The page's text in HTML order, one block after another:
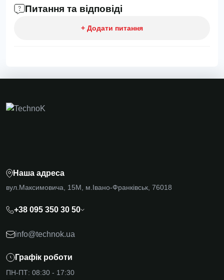
Питання та відповіді
+ Додати питання
Наша адреса
вул.Максимовича, 15М, м.Івано-Франківськ, 76018
+38 095 350 30 50
info@technok.ua
Графік роботи
ПН-ПТ: 08:30 - 17:30